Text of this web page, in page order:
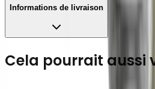
Informations de livraison
Cela pourrait aussi